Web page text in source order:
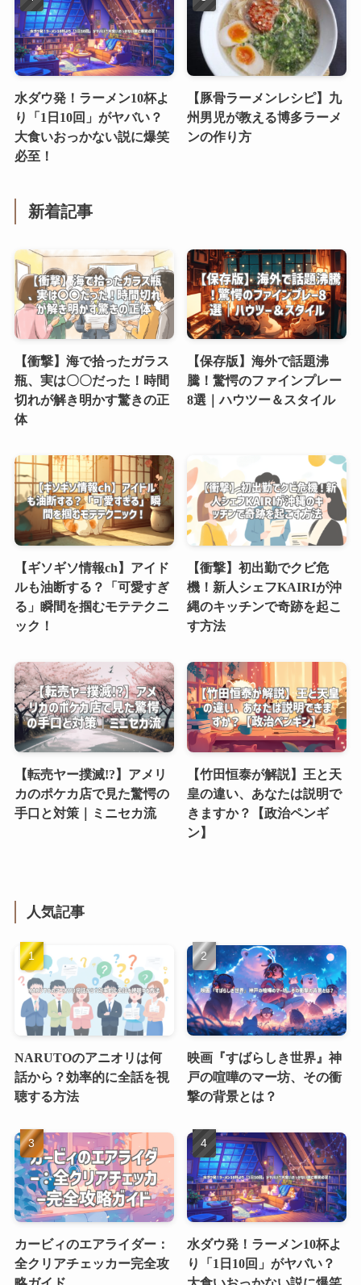
水ダウ発！ラーメン10杯よ
り「1日10回」がヤバい？
大食いおっかない説に爆笑
必至！
【豚骨ラーメンレシピ】九
州男児が教える博多ラーメ
ンの作り方
新着記事
【衝撃】海で拾ったガラス
瓶、実は〇〇だった！時間
切れが解き明かす驚きの正
体
【保存版】海外で話題沸
騰！驚愕のファインプレー
8選｜ハウツー＆スタイル
【ギソギソ情報ch】アイド
ルも油断する？「可愛すぎ
る」瞬間を掴むモテテクニ
ック！
【衝撃】初出勤でクビ危
機！新人シェフKAIRIが沖
縄のキッチンで奇跡を起こ
す方法
【転売ヤー撲滅!?】アメリ
カのポケカ店で見た驚愕の
手口と対策｜ミニセカ流
【竹田恒泰が解説】王と天
皇の違い、あなたは説明で
きますか？【政治ペンギ
ン】
人気記事
NARUTOのアニオリは何
話から？効率的に全話を視
聴する方法
映画『すばらしき世界』神
戸の喧嘩のマー坊、その衝
撃の背景とは？
カービィのエアライダー：
全クリアチェッカー完全攻
水ダウ発！ラーメン10杯よ
り「1日10回」がヤバい？